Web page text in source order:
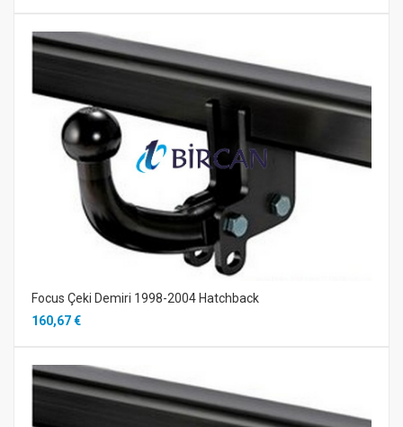
Focus Çeki Demiri 1998-2004 Hatchback
160,67 €